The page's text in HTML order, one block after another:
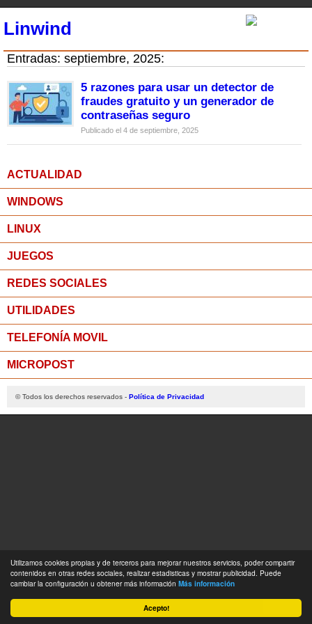
Acepto!
Utilizamos cookies propias y de terceros para mejorar nuestros servicios, poder compartir
contenidos en otras redes sociales, realizar estadisticas y mostrar publicidad. Puede
cambiar la configuración u obtener más información Más información
Linwind
Entradas: septiembre, 2025:
5 razones para usar un detector de
fraudes gratuito y un generador de
contraseñas seguro
Publicado el 4 de septiembre, 2025
ACTUALIDAD
WINDOWS
LINUX
JUEGOS
REDES SOCIALES
UTILIDADES
TELEFONÍA MOVIL
MICROPOST
© Todos los derechos reservados - Política de Privacidad